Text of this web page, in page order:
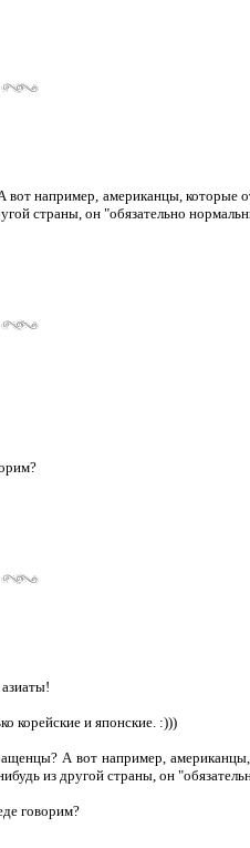
например, американцы, которые
страны, он "обязательно
корейские и японские. :)))
А вот например,
из другой страны, он
говорим?